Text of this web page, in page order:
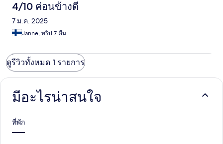
4/10 ค่อนข้างดี
7 ม.ค. 2025
Janne, ทริป 7 คืน
ดูรีวิวทั้งหมด 1 รายการ
มีอะไรน่าสนใจ
ที่พัก